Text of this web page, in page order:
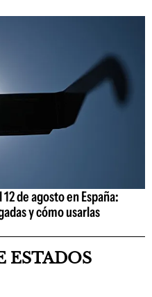
de agosto en España:
y cómo usarlas
ESTADOS